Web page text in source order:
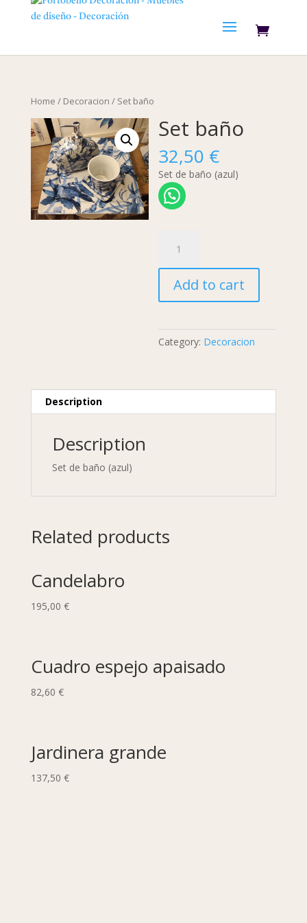
Home / Decoracion / Set baño
Set baño
32,50 €
Set de baño (azul)
baño
quantity
Add to cart
Category: Decoracion
Description
Description
Set de baño (azul)
Related products
Candelabro
195,00 €
Cuadro espejo apaisado
82,60 €
Jardinera grande
137,50 €